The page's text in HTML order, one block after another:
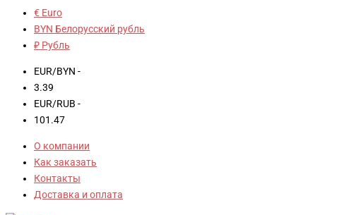
€ Euro
BYN Белорусский рубль
₽ Рубль
EUR/BYN -
3.39
EUR/RUB -
101.47
О компании
Как заказать
Контакты
Доставка и оплата